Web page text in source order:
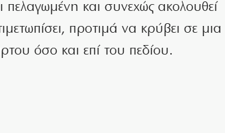
και συνεχώς ακολουθεί
προτιμά να κρύβει σε μια
όσο και επί του πεδίου.